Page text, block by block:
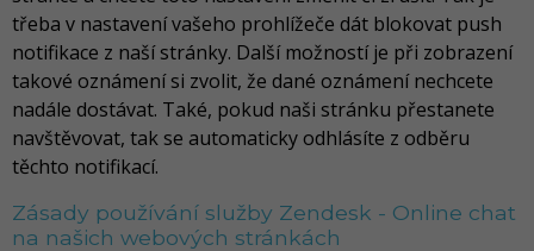
třeba v nastavení vašeho prohlížeče dát blokovat push
notifikace z naší stránky. Další možností je při zobrazení
takové oznámení si zvolit, že dané oznámení nechcete
nadále dostávat. Také, pokud naši stránku přestanete
navštěvovat, tak se automaticky odhlásíte z odběru
těchto notifikací.
Zásady používání služby Zendesk - Online chat
na našich webových stránkách